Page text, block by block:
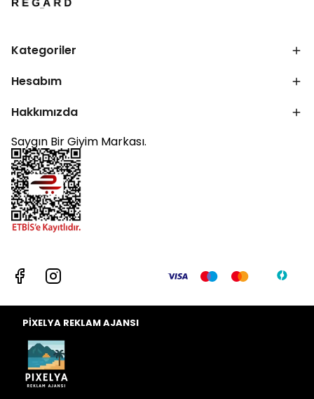
Kategoriler
Hesabım
Hakkımızda
Saygın Bir Giyim Markası.
PİXELYA REKLAM AJANSI